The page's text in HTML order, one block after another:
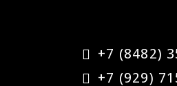
+7 (8482)
+7 (929)